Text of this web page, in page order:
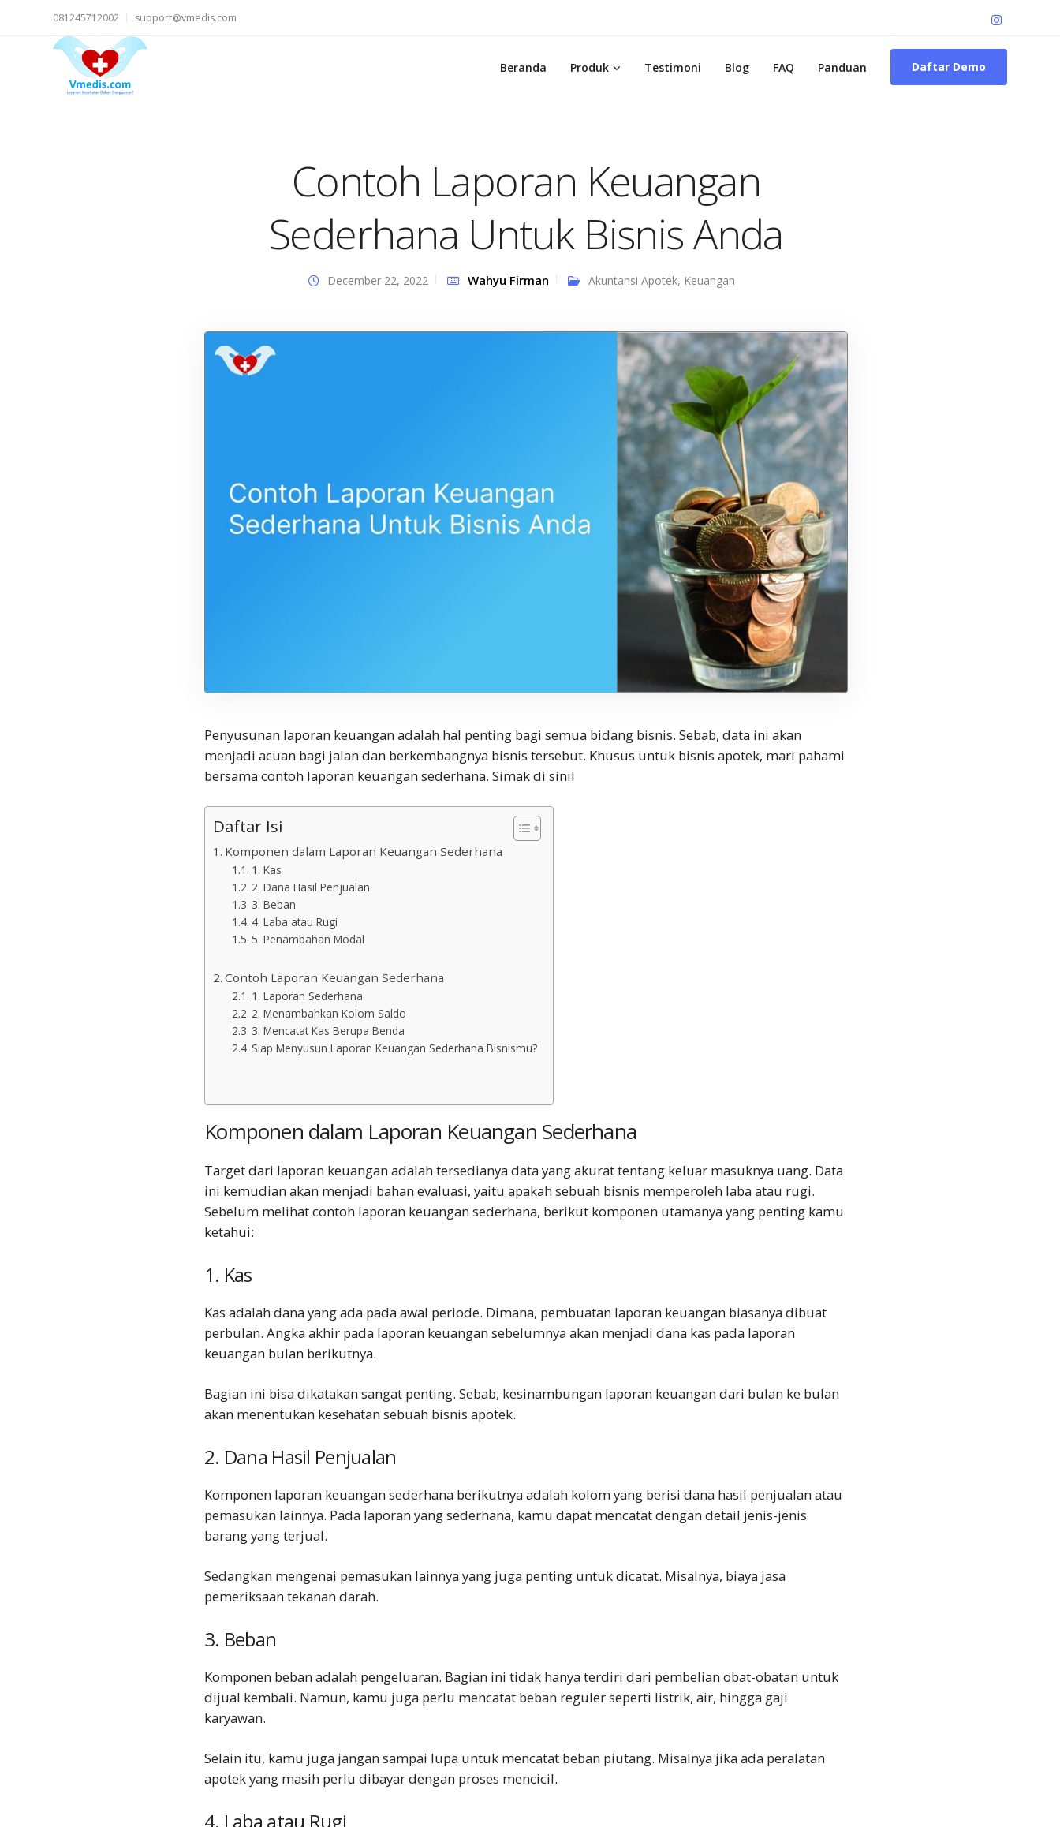
081245712002 support@vmedis.com
Beranda Produk Testimoni Blog FAQ Panduan Daftar Demo
Contoh Laporan Keuangan
Sederhana Untuk Bisnis Anda
December 22, 2022 Wahyu Firman Akuntansi Apotek, Keuangan
Penyusunan laporan keuangan adalah hal penting bagi semua bidang bisnis. Sebab, data ini akan
menjadi acuan bagi jalan dan berkembangnya bisnis tersebut. Khusus untuk bisnis apotek, mari pahami
bersamacontoh laporan keuangan sederhana. Simak di sini!
Daftar Isi
Komponen dalam Laporan Keuangan Sederhana
1. Kas
2. Dana Hasil Penjualan
3. Beban
4. Laba atau Rugi
5. Penambahan Modal
Contoh Laporan Keuangan Sederhana
1. Laporan Sederhana
2. Menambahkan Kolom Saldo
3. Mencatat Kas Berupa Benda
Siap Menyusun Laporan Keuangan Sederhana Bisnismu?
Komponen dalam Laporan Keuangan Sederhana
Target dari laporan keuangan adalah tersedianya data yang akurat tentang keluar masuknya uang. Data
ini kemudian akan menjadi bahan evaluasi, yaitu apakah sebuah bisnis memperoleh laba atau rugi.
Sebelum melihatcontoh laporan keuangan sederhana, berikut komponen utamanya yang penting kamu
ketahui:
1. Kas
Kas adalah dana yang ada pada awal periode. Dimana, pembuatan laporan keuangan biasanya dibuat
perbulan. Angka akhir pada laporan keuangan sebelumnya akan menjadi dana kas pada laporan
keuangan bulan berikutnya.
Bagian ini bisa dikatakan sangat penting. Sebab, kesinambungan laporan keuangan dari bulan ke bulan
akan menentukan kesehatan sebuah bisnis apotek.
2. Dana Hasil Penjualan
Komponen laporan keuangan sederhana berikutnya adalah kolom yang berisi dana hasil penjualan atau
pemasukan lainnya. Pada laporan yang sederhana, kamu dapat mencatat dengan detail jenis-jenis
barang yang terjual.
Sedangkan mengenai pemasukan lainnya yang juga penting untuk dicatat. Misalnya, biaya jasa
pemeriksaan tekanan darah.
3. Beban
Komponen beban adalah pengeluaran. Bagian ini tidak hanya terdiri dari pembelian obat-obatan untuk
dijual kembali. Namun, kamu juga perlu mencatat beban reguler seperti listrik, air, hingga gaji
karyawan.
Selain itu, kamu juga jangan sampai lupa untuk mencatat beban piutang. Misalnya jika ada peralatan
apotek yang masih perlu dibayar dengan proses mencicil.
4. Laba atau Rugi